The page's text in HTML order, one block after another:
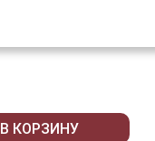
В КОРЗИНУ